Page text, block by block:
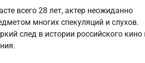
всего 28 лет, актер неожиданно
многих спекуляций и слухов.
след в истории российского кино